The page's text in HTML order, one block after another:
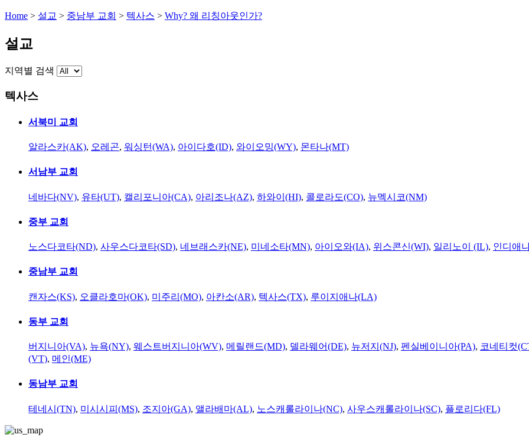
Home > 설교 > 중남부 교회 > 텍사스 > Why? 왜 리칭아웃인가?
설교
지역별 검색
텍사스
서북미 교회
알라스카(AK), 오레곤, 워싱턴(WA), 아이다호(ID), 와이오밍(WY), 몬타나(MT)
서남부 교회
네바다(NV), 유타(UT), 캘리포니아(CA), 아리조나(AZ), 하와이(HI), 콜로라도(CO), 뉴멕시코(NM)
중부 교회
노스다코타(ND), 사우스다코타(SD), 네브래스카(NE), 미네소타(MN), 아이오와(IA), 위스콘신(WI), 일리노이 (IL), 인디애
중남부 교회
캔자스(KS), 오클라호마(OK), 미주리(MO), 아칸소(AR), 텍사스(TX), 루이지애나(LA)
동부 교회
버지니아(VA), 뉴욕(NY), 웨스트버지니아(WV), 메릴랜드(MD), 델라웨어(DE), 뉴저지(NJ), 펜실베이니아(PA), 코네티컷
(VT), 메인(ME)
동남부 교회
테네시(TN), 미시시피(MS), 조지아(GA), 앨라배마(AL), 노스캐롤라이나(NC), 사우스캐롤라이나(SC), 플로리다(FL)